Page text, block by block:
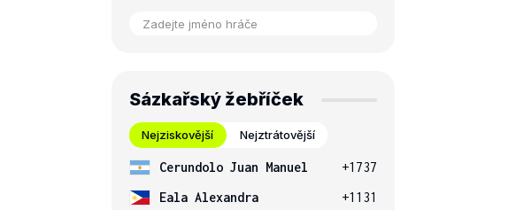
Sázkařský žebříček
Nejziskovější Nejztrátovější
Cerundolo Juan Manuel
+1737
Eala Alexandra
+1131